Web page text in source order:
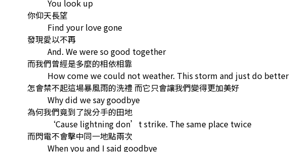
You look up
你仰天長望
Find your love gone
發現愛以不再
And. We were so good together
而我們曾經是多麼的相依相靠
How come we could not weather. This storm and just do better
怎會禁不起這場暴風雨的洗禮 而它只會讓我們變得更加美好
Why did we say goodbye
為何我們竟到了說分手的田地
‘Cause lightning don’t strike. The same place twice
而閃電不會擊中同一地點兩次
When you and I said goodbye